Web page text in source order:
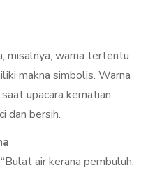
misalnya, warna tertentu
makna simbolis. Warna
upacara kematian
dan bersih.
air kerana pembuluh,